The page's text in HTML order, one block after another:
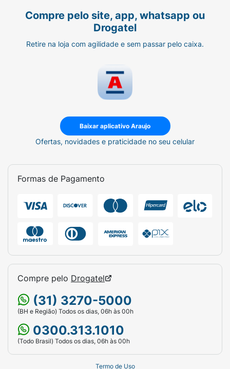
Compre pelo site, app, whatsapp ou
Drogatel
Retire na loja com agilidade e sem passar pelo caixa.
Baixar aplicativo Araujo
Ofertas, novidades e praticidade no seu celular
Formas de Pagamento
Compre pelo Drogatel
(31) 3270-5000
(BH e Região) Todos os dias, 06h às 00h
0300.313.1010
(Todo Brasil) Todos os dias, 06h às 00h
Termo de Uso